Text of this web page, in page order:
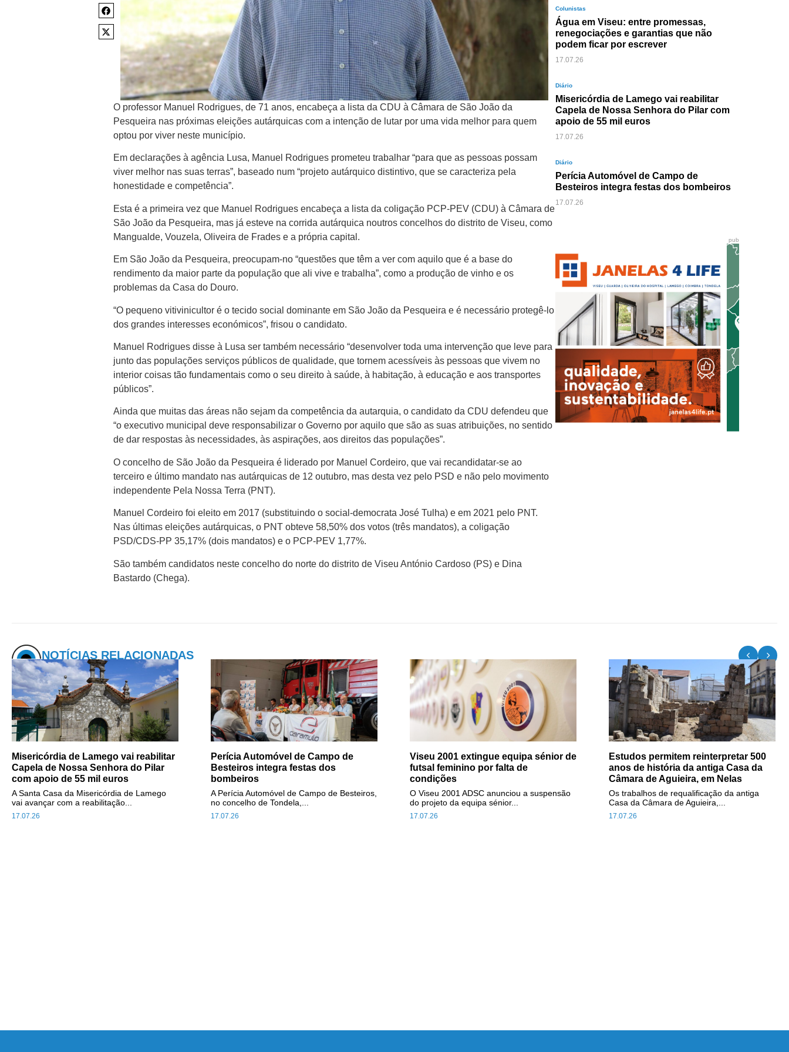
O professor Manuel Rodrigues, de 71 anos, encabeça a lista da CDU à Câmara de São João da
Pesqueira nas próximas eleições autárquicas com a intenção de lutar por uma vida melhor para quem
optou por viver neste município.
Em declarações à agência Lusa, Manuel Rodrigues prometeu trabalhar “para que as pessoas possam
viver melhor nas suas terras”, baseado num “projeto autárquico distintivo, que se caracteriza pela
honestidade e competência”.
Esta é a primeira vez que Manuel Rodrigues encabeça a lista da coligação PCP-PEV (CDU) à Câmara de
São João da Pesqueira, mas já esteve na corrida autárquica noutros concelhos do distrito de Viseu, como
Mangualde, Vouzela, Oliveira de Frades e a própria capital.
Em São João da Pesqueira, preocupam-no “questões que têm a ver com aquilo que é a base do
rendimento da maior parte da população que ali vive e trabalha”, como a produção de vinho e os
problemas da Casa do Douro.
“O pequeno vitivinicultor é o tecido social dominante em São João da Pesqueira e é necessário protegê-lo
dos grandes interesses económicos”, frisou o candidato.
Manuel Rodrigues disse à Lusa ser também necessário “desenvolver toda uma intervenção que leve para
junto das populações serviços públicos de qualidade, que tornem acessíveis às pessoas que vivem no
interior coisas tão fundamentais como o seu direito à saúde, à habitação, à educação e aos transportes
públicos”.
Ainda que muitas das áreas não sejam da competência da autarquia, o candidato da CDU defendeu que
“o executivo municipal deve responsabilizar o Governo por aquilo que são as suas atribuições, no sentido
de dar respostas às necessidades, às aspirações, aos direitos das populações”.
O concelho de São João da Pesqueira é liderado por Manuel Cordeiro, que vai recandidatar-se ao
terceiro e último mandato nas autárquicas de 12 outubro, mas desta vez pelo PSD e não pelo movimento
independente Pela Nossa Terra (PNT).
Manuel Cordeiro foi eleito em 2017 (substituindo o social-democrata José Tulha) e em 2021 pelo PNT.
Nas últimas eleições autárquicas, o PNT obteve 58,50% dos votos (três mandatos), a coligação
PSD/CDS-PP 35,17% (dois mandatos) e o PCP-PEV 1,77%.
São também candidatos neste concelho do norte do distrito de Viseu António Cardoso (PS) e Dina
Bastardo (Chega).
Colunistas
Água em Viseu: entre promessas,
renegociações e garantias que não
podem ficar por escrever
17.07.26
Diário
Misericórdia de Lamego vai reabilitar
Capela de Nossa Senhora do Pilar com
apoio de 55 mil euros
17.07.26
Diário
Perícia Automóvel de Campo de
Besteiros integra festas dos bombeiros
17.07.26
pub
NOTÍCIAS RELACIONADAS
Misericórdia de Lamego vai reabilitar
Capela de Nossa Senhora do Pilar
com apoio de 55 mil euros
17.07.26
A Santa Casa da Misericórdia de Lamego
vai avançar com a reabilitação...
Perícia Automóvel de Campo de
Besteiros integra festas dos
bombeiros
17.07.26
A Perícia Automóvel de Campo de Besteiros,
no concelho de Tondela,...
Viseu 2001 extingue equipa sénior de
futsal feminino por falta de
condições
17.07.26
O Viseu 2001 ADSC anunciou a suspensão
do projeto da equipa sénior...
Estudos permitem reinterpretar 500
anos de história da antiga Casa da
Câmara de Aguieira, em Nelas
17.07.26
Os trabalhos de requalificação da antiga
Casa da Câmara de Aguieira,...